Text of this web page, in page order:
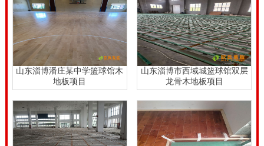
山东淄博潘庄某中学篮球馆木
地板项目
山东淄博市西域城篮球馆双层
龙骨木地板项目